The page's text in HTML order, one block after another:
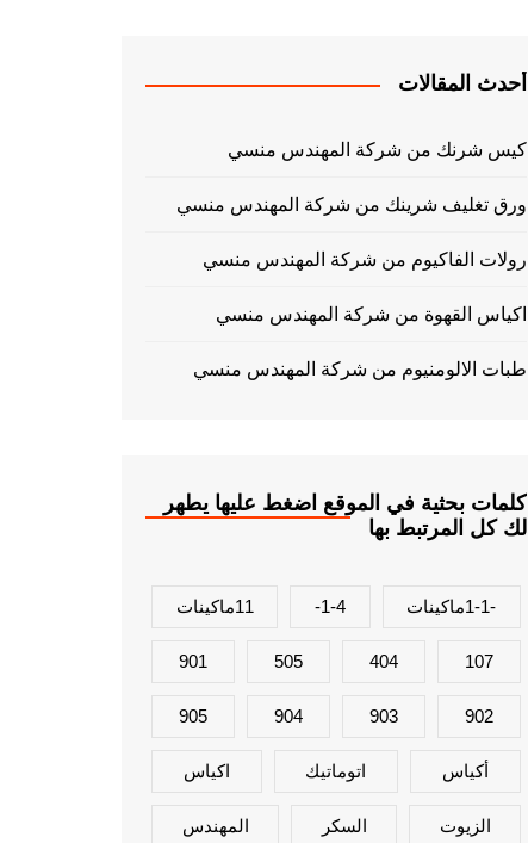
أحدث المقالات
كيس شرنك من شركة المهندس منسي
ورق تغليف شرينك من شركة المهندس منسي
رولات الفاكيوم من شركة المهندس منسي
اكياس القهوة من شركة المهندس منسي
طبات الالومنيوم من شركة المهندس منسي
كلمات بحثية في الموقع اضغط عليها يطهر
لك كل المرتبط بها
-1-1ماكينات 1-4- 11ماكينات
107
404
505
901
902
903
904
905
أكياس اتوماتيك اكياس
الزيوت السكر المهندس